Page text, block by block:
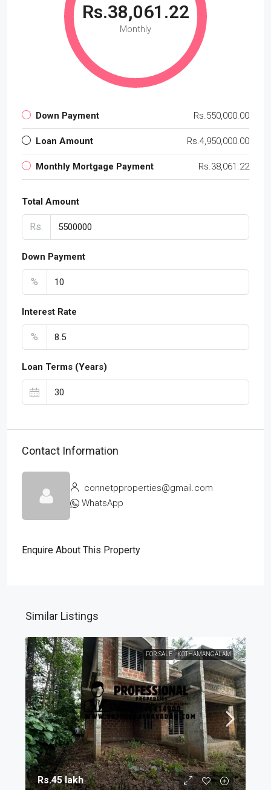
Rs.38,061.22
Monthly
Down Payment Rs.550,000.00
Loan Amount Rs.4,950,000.00
Monthly Mortgage Payment Rs.38,061.22
Total Amount
Rs.
Down Payment
%
Interest Rate
%
Loan Terms (Years)
Contact Information
connetpproperties@gmail.com
WhatsApp
Enquire About This Property
Similar Listings
FOR SALE KOTHAMANGALAM
Rs.45 lakh